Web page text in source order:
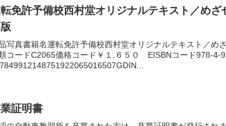
免許予備校西村堂オリジナルテキスト／め
写真書籍名運転免許予備校西村堂オリジナルテキスト／め
コードC2065価格コード￥１,６５０ EISBNコード978-4-
証明書